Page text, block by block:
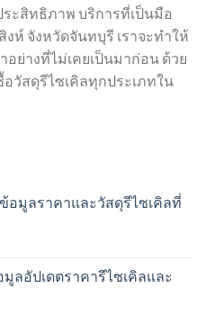
ะสิทธิภาพ บริการที่เป็นมือ
ห์ จังหวัดจันทบุรี เราจะทำให้
ย่างที่ไม่เคยเป็นมาก่อน ด้วย
วัสดุรีไซเคิลทุกประเภทใน
อมูลราคาและวัสดุรีไซเคิลที่
ลอัปเดตราคารีไซเคิลและ